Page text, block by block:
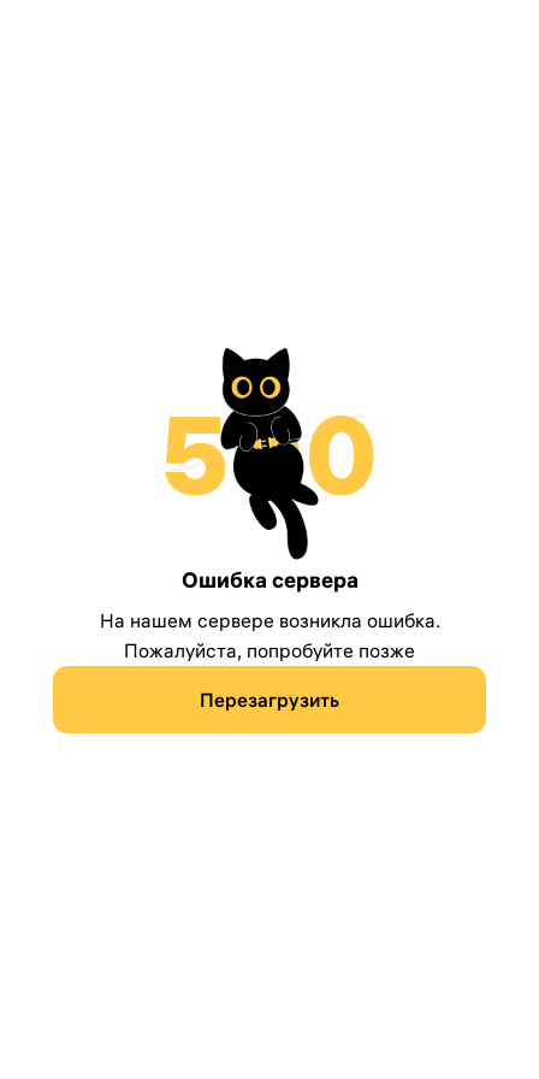
Ошибка сервера
На нашем сервере возникла ошибка.
Пожалуйста, попробуйте позже
Перезагрузить